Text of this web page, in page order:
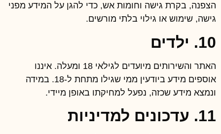
הצפנה, בקרת גישה וחומות אש, כדי להגן על המידע מפני
גישה, שימוש או גילוי בלתי מורשים.
10. ילדים
האתר והשירותים מיועדים לגילאי 18 ומעלה. איננו
אוספים מידע ביודעין ממי שגילו מתחת ל-18. במידה
ונמצא מידע שכזה, נפעל למחיקתו באופן מיידי.
11. עדכונים למדיניות